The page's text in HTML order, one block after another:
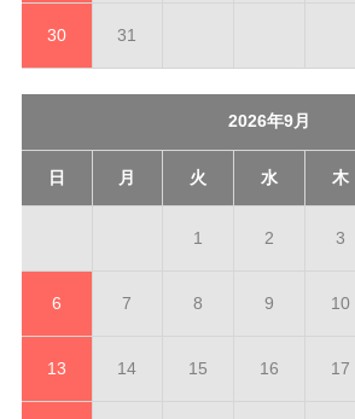
30 31
2026年9月
日 月 火 水 木
1 2 3
6 7 8 9 10
13 14 15 16 17